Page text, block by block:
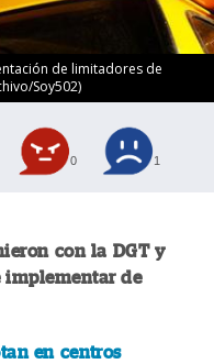
de limitadores de
Soy502)
0 1
con la DGT y
implementar de
en centros